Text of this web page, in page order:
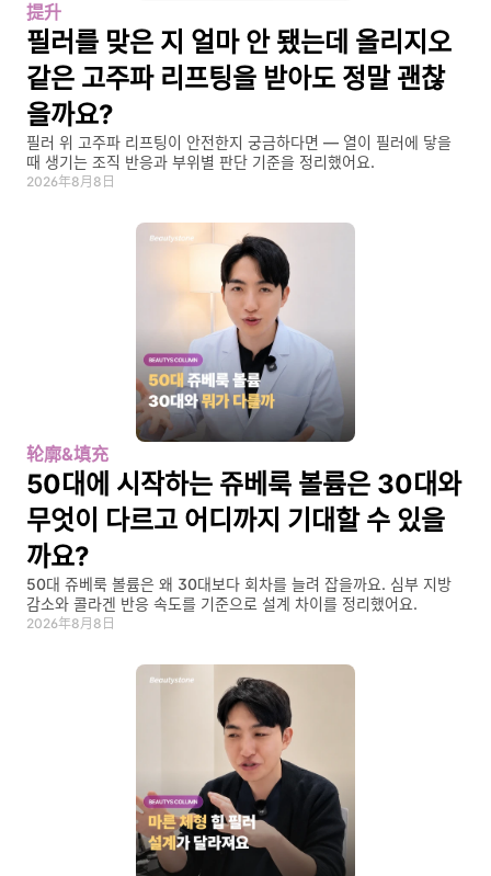
提升
필러를 맞은 지 얼마 안 됐는데 올리지오
같은 고주파 리프팅을 받아도 정말 괜찮
을까요?
필러 위 고주파 리프팅이 안전한지 궁금하다면 — 열이 필러에 닿을
때 생기는 조직 반응과 부위별 판단 기준을 정리했어요.
2026年8月8日
轮廓&填充
50대에 시작하는 쥬베룩 볼륨은 30대와
무엇이 다르고 어디까지 기대할 수 있을
까요?
50대 쥬베룩 볼륨은 왜 30대보다 회차를 늘려 잡을까요. 심부 지방
감소와 콜라겐 반응 속도를 기준으로 설계 차이를 정리했어요.
2026年8月8日